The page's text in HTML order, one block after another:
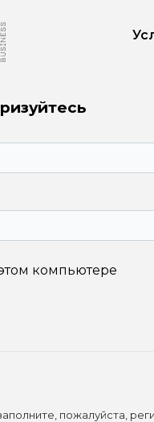
компьютере
пожалуйста,